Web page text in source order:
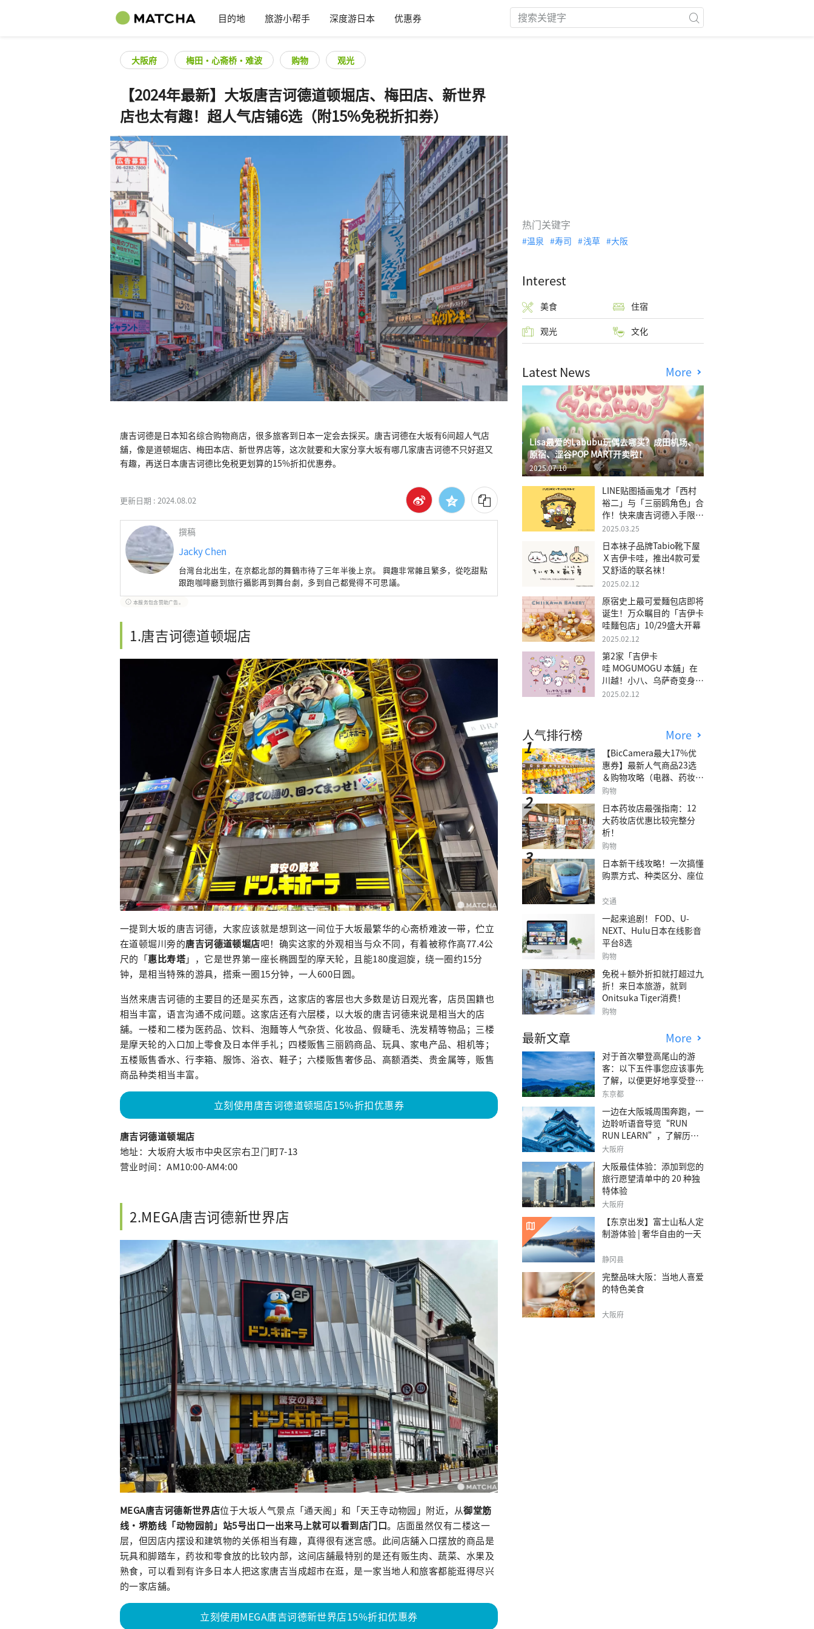
目的地 旅游小帮手 深度游日本 优惠券
大阪府 梅田・心斋桥・难波 购物 观光
【2024年最新】大坂唐吉诃德道顿堀店、梅田店、新世界
店也太有趣！超人气店铺6选（附15%免税折扣券）
唐吉诃德是日本知名综合购物商店，很多旅客到日本一定会去採买。唐吉诃德在大坂有6间超人气店
舖，像是道顿堀店、梅田本店、新世界店等，这次就要和大家分享大坂有哪几家唐吉诃德不只好逛又
有趣，再送日本唐吉诃德比免税更划算的15%折扣优惠券。
更新日期 : 2024.08.02
撰稿
Jacky Chen
台灣台北出生，在京都北部的舞鶴市待了三年半後上京。 興趣非常雜且繁多，從吃甜點
跟跑咖啡廳到旅行攝影再到舞台劇，多到自己都覺得不可思議。
本服务包含赞助广告。
1.唐吉诃德道顿堀店
一提到大坂的唐吉诃德，大家应该就是想到这一间位于大坂最繁华的心斋桥难波一带，伫立
在道顿堀川旁的唐吉诃德道顿堀店吧！确实这家的外观相当与众不同，有着被称作高77.4公
尺的「惠比寿塔」，它是世界第一座长椭圆型的摩天轮，且能180度迴旋，绕一圈约15分
钟，是相当特殊的游具，搭乘一圈15分钟，一人600日圆。
当然来唐吉诃德的主要目的还是买东西，这家店的客层也大多数是访日观光客，店员国籍也
相当丰富，语言沟通不成问题。这家店还有六层楼，以大坂的唐吉诃德来说是相当大的店
舖。一楼和二楼为医药品、饮料、泡麵等人气杂货、化妆品、假睫毛、洗发精等物品；三楼
是摩天轮的入口加上零食及日本伴手礼；四楼贩售三丽鸥商品、玩具、家电产品、相机等；
五楼贩售香水、行李箱、服饰、浴衣、鞋子；六楼贩售奢侈品、高额酒类、贵金属等，贩售
商品种类相当丰富。
立刻使用唐吉诃德道顿堀店15%折扣优惠券
唐吉诃德道顿堀店
地址：大坂府大坂市中央区宗右卫门町7-13
营业时间：AM10:00-AM4:00
2.MEGA唐吉诃德新世界店
MEGA唐吉诃德新世界店位于大坂人气景点「通天阁」和「天王寺动物园」附近，从御堂筋
线・堺筋线「动物园前」站5号出口一出来马上就可以看到店门口。店面虽然仅有二楼这一
层，但因店内摆设和建筑物的关係相当有趣，真得很有迷宫感。此间店舖入口摆放的商品是
玩具和脚踏车，药妆和零食放的比较内部，这间店舖最特别的是还有贩生肉、蔬菜、水果及
熟食，可以看到有许多日本人把这家唐吉当成超市在逛，是一家当地人和旅客都能逛得尽兴
的一家店舖。
立刻使用MEGA唐吉诃德新世界店15%折扣优惠券
热门关键字
温泉 寿司 浅草 大阪
Interest
美食 住宿
观光 文化
Latest News More
Lisa最爱的Labubu玩偶去哪买？成田机场、
原宿、涩谷POP MART开卖啦！
2025.07.10
LINE贴图插画鬼才「西村
裕二」与「三丽鸥角色」合
作！快来唐吉诃德入手限量
商品
2025.03.25
日本袜子品牌Tabio靴下屋
Ｘ吉伊卡哇，推出4款可爱
又舒适的联名袜！
2025.02.12
原宿史上最可爱麵包店即将
诞生！万众瞩目的「吉伊卡
哇麵包店」10/29盛大开幕
2025.02.12
第2家「吉伊卡
哇 MOGUMOGU 本舖」在
川越！小八、乌萨奇变身可
爱地瓜！
2025.02.12
人气排行榜 More
【BicCamera最大17%优
惠券】最新人气商品23选
＆购物攻略（电器、药妆、
玩具等）
购物
日本药妆店最强指南：12
大药妆店优惠比较完整分
析！
购物
日本新干线攻略！一次搞懂
购票方式、种类区分、座位
交通
一起来追剧！ FOD、U-
NEXT、Hulu日本在线影音
平台8选
购物
免税＋额外折扣就打超过九
折！来日本旅游，就到
Onitsuka Tiger消费！
购物
最新文章 More
对于首次攀登高尾山的游
客：以下五件事您应该事先
了解，以便更好地享受登山
之旅。
东京都
一边在大阪城周围奔跑，一
边聆听语音导览“RUN
RUN LEARN”，了解历
史。
大阪府
大阪最佳体验：添加到您的
旅行愿望清单中的 20 种独
特体验
大阪府
【东京出发】富士山私人定
制游体验 | 奢华自由的一天
静冈县
完整品味大阪：当地人喜爱
的特色美食
大阪府